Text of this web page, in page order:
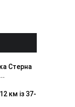
Стерна
км із 37-